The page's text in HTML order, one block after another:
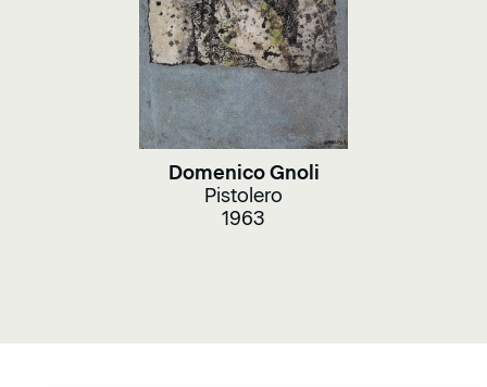
Domenico Gnoli
Pistolero
1963